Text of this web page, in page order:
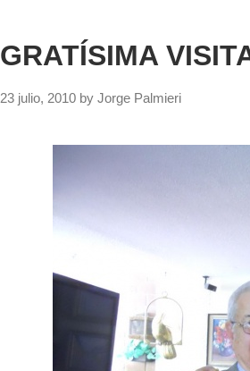
GRATÍSIMA
23 julio, 2010 by Jorge Palmieri